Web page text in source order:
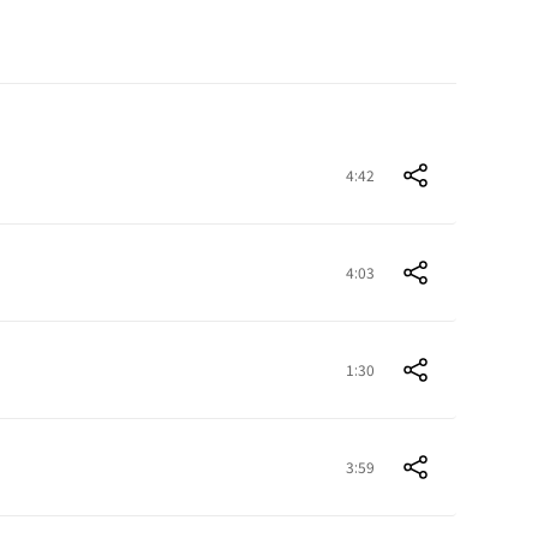
4:42
4:03
1:30
3:59